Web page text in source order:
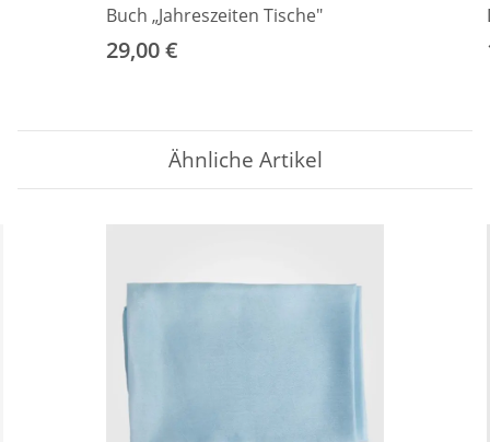
Buch „Jahreszeiten Tische"
29,00 €
Ähnliche Artikel